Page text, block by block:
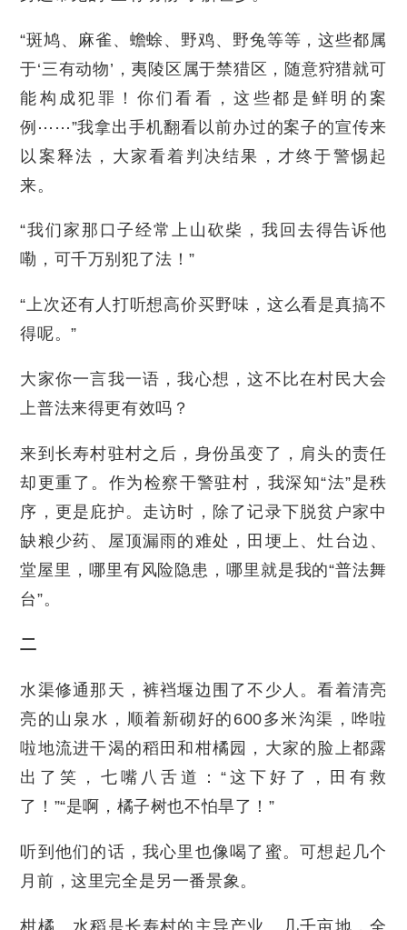
“斑鸠、麻雀、蟾蜍、野鸡、野兔等等，这些都属
于‘三有动物’，夷陵区属于禁猎区，随意狩猎就可
能构成犯罪！你们看看，这些都是鲜明的案
例⋯⋯”我拿出手机翻看以前办过的案子的宣传来
以案释法，大家看着判决结果，才终于警惕起
来。
“我们家那口子经常上山砍柴，我回去得告诉他
嘞，可千万别犯了法！”
“上次还有人打听想高价买野味，这么看是真搞不
得呢。”
大家你一言我一语，我心想，这不比在村民大会
上普法来得更有效吗？
来到长寿村驻村之后，身份虽变了，肩头的责任
却更重了。作为检察干警驻村，我深知“法”是秩
序，更是庇护。走访时，除了记录下脱贫户家中
缺粮少药、屋顶漏雨的难处，田埂上、灶台边、
堂屋里，哪里有风险隐患，哪里就是我的“普法舞
台”。
二
水渠修通那天，裤裆堰边围了不少人。看着清亮
亮的山泉水，顺着新砌好的600多米沟渠，哗啦
啦地流进干渴的稻田和柑橘园，大家的脸上都露
出了笑，七嘴八舌道：“这下好了，田有救
了！”“是啊，橘子树也不怕旱了！”
听到他们的话，我心里也像喝了蜜。可想起几个
月前，这里完全是另一番景象。
柑橘、水稻是长寿村的主导产业。几千亩地，全